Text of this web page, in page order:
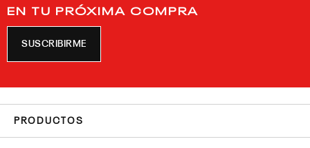
EN TU PRÓXIMA COMPRA
SUSCRIBIRME
PRODUCTOS